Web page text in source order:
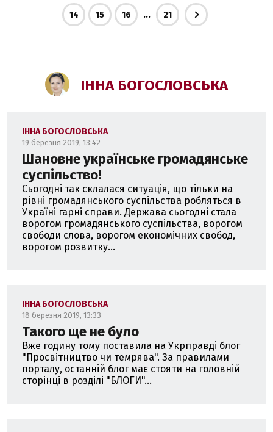
14 15 16 ... 21
ІННА БОГОСЛОВСЬКА
ІННА БОГОСЛОВСЬКА
19 березня 2019, 13:42
Шановне українське громадянське
суспільство!
Сьогодні так склалася ситуація, що тільки на
рівні громадянського суспільства робляться в
Україні гарні справи. Держава сьогодні стала
ворогом громадянського суспільства, ворогом
свободи слова, ворогом економічних свобод,
ворогом розвитку...
ІННА БОГОСЛОВСЬКА
18 березня 2019, 13:33
Такого ще не було
Вже годину тому поставила на Укрправді блог
"Просвітництво чи темрява". За правилами
порталу, останній блог має стояти на головній
сторінці в розділі "БЛОГИ"...